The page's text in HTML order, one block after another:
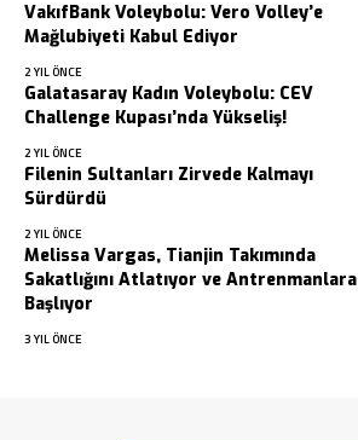
VakıfBank Voleybolu: Vero Volley’e
Mağlubiyeti Kabul Ediyor
2 YIL ÖNCE
Galatasaray Kadın Voleybolu: CEV
Challenge Kupası’nda Yükseliş!
2 YIL ÖNCE
Filenin Sultanları Zirvede Kalmayı
Sürdürdü
2 YIL ÖNCE
Melissa Vargas, Tianjin Takımında
Sakatlığını Atlatıyor ve Antrenmanlara
Başlıyor
3 YIL ÖNCE